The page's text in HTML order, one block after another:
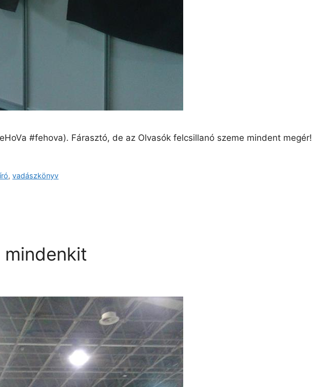
‪#‎fehova‬). Fárasztó, de az Olvasók felcsillanó szeme mindent megér!
,vadászkönyv
mindenkit